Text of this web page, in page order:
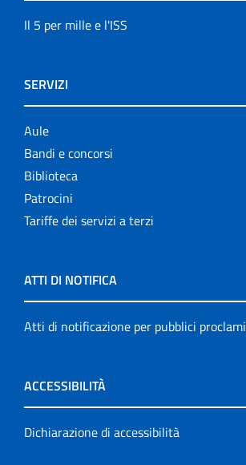
Il 5 per mille e l'ISS
SERVIZI
Aule
Bandi e concorsi
Biblioteca
Patrocini
Tariffe dei servizi a terzi
ATTI DI NOTIFICA
Atti di notificazione per pubblici proclami
ACCESSIBILITÀ
Dichiarazione di accessibilità